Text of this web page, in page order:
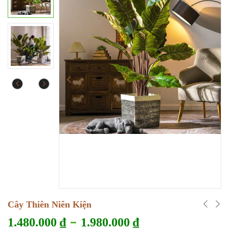
Cây Thiên Niên Kiện
1.480.000 ₫– 1.980.000 ₫